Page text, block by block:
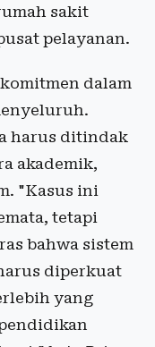
sakit
pelayanan.
dalam
harus ditindak
akademik,
"Kasus ini
tetapi
bahwa sistem
diperkuat
yang